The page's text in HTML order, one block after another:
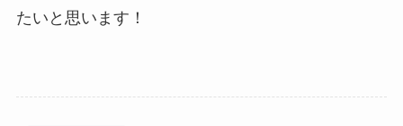
たいと思います！